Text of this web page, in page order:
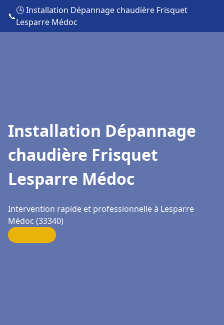
📞
🕒 Installation Dépannage chaudière Frisquet
Lesparre Médoc
Installation Dépannage
chaudière Frisquet
Lesparre Médoc
Intervention rapide et professionnelle à Lesparre
Médoc (33340)